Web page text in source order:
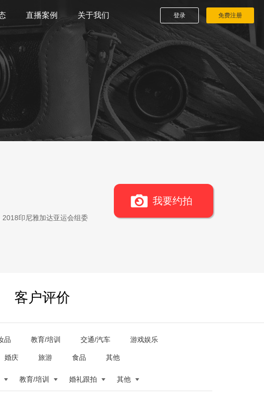
直播案例 关于我们 登录 免费注册
印尼雅加达亚运会组委
我要约拍
客户评价
品 教育/培训 交通/汽车 游戏娱乐
婚庆 旅游 食品 其他
教育/培训 婚礼跟拍 其他